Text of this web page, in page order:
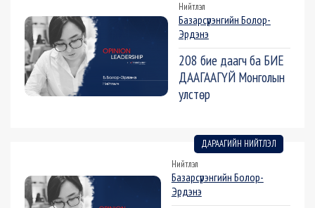
Нийтлэл
Базарсүрэнгийн Болор-
Эрдэнэ
208 бие даагч ба БИЕ
ДААГААГҮЙ Монголын
улстөр
ДАРААГИЙН НИЙТЛЭЛ
Нийтлэл
Базарсүрэнгийн Болор-
Эрдэнэ